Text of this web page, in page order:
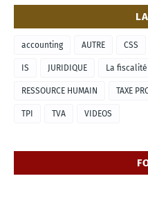
accounting AUTRE CSS
IS JURIDIQUE La fiscalité
RESSOURCE HUMAIN TAXE
TPI TVA VIDEOS